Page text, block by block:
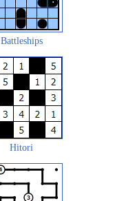
Battleships
Hitori